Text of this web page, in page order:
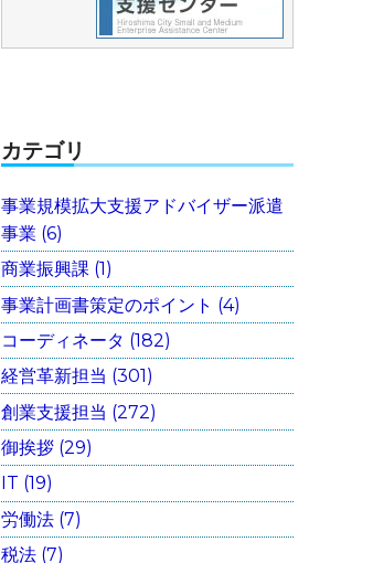
カテゴリ
事業規模拡大支援アドバイザー派遣
事業 (6)
商業振興課 (1)
事業計画書策定のポイント (4)
コーディネータ (182)
経営革新担当 (301)
創業支援担当 (272)
御挨拶 (29)
IT (19)
労働法 (7)
税法 (7)